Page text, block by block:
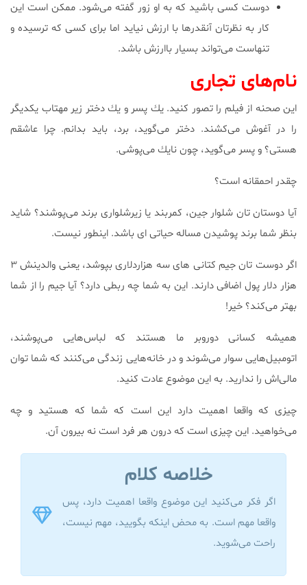
دوست كسی باشید كه به او زور گفته می‌شود. ممكن است این
كار به نظرتان آنقدرها با ارزش نیاید اما برای كسی كه ترسیده و
تنهاست می‌تواند بسیار باارزش باشد.
نام‌های تجاری
این صحنه از فیلم را تصور كنید. یك پسر و یك دختر زیر مهتاب یكدیگر
را در آغوش می‌كشند. دختر می‌گوید، برد، باید بدانم. چرا عاشقم
هستی؟ و پسر می‌گوید، چون نایك می‌پوشی.
چقدر احمقانه است؟
آیا دوستان تان شلوار جین، كمربند یا زیرشلواری برند می‌پوشند؟ شاید
بنظر شما برند پوشیدن مساله حیاتی ای باشد. اینطور نیست.
اگر دوست تان جیم كتانی های سه هزاردلاری بپوشد، یعنی والدینش ۳
هزار دلار پول اضافی دارند. این به شما چه ربطی دارد؟ آیا جیم را از شما
بهتر می‌كند؟ خیر!
همیشه كسانی دوروبر ما هستند كه لباس‌هایی می‌پوشند،
اتومبیل‌هایی سوار می‌شوند و در خانه‌هایی زندگی می‌كنند كه شما توان
مالی‌اش را ندارید. به این موضوع عادت كنید.
چیزی كه واقعا اهمیت دارد این است كه شما كه هستید و چه
می‌خواهید. این چیزی است كه درون هر فرد است نه بیرون آن.
خلاصه کلام
اگر فكر می‌كنید این موضوع واقعا اهمیت دارد، پس
واقعا مهم است. به محض اینكه بگویید، مهم نیست،
راحت می‌شوید.